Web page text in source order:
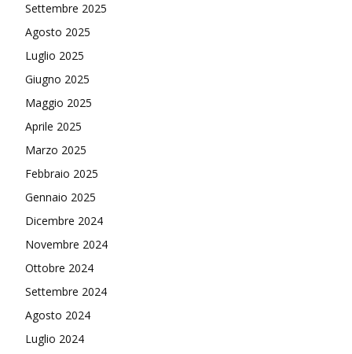
Settembre 2025
Agosto 2025
Luglio 2025
Giugno 2025
Maggio 2025
Aprile 2025
Marzo 2025
Febbraio 2025
Gennaio 2025
Dicembre 2024
Novembre 2024
Ottobre 2024
Settembre 2024
Agosto 2024
Luglio 2024